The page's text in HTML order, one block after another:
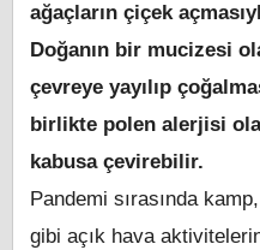
ağaçların çiçek
Doğanın bir mucizesi
çevreye yayılıp
birlikte polen alerjisi
kabusa çevirebilir.
Pandemi sırasında
gibi açık hava